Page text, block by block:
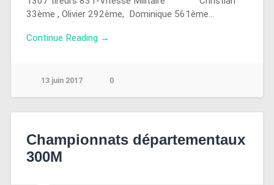
33ème , Olivier 292ème, Dominique 561ème…
Continue Reading →
13 juin 2017 0
Championnats départementaux
300M